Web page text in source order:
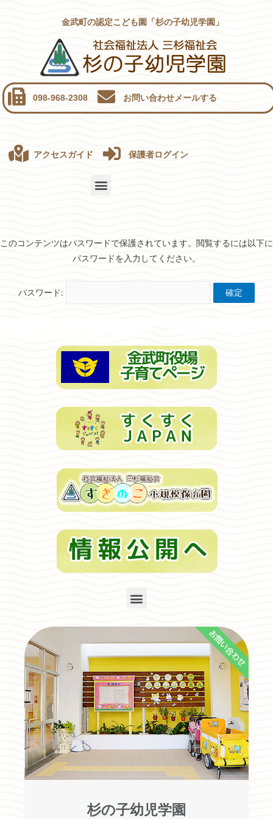
金武町の認定こども園「杉の子幼児学園」
アクセスガイド 保護者ログイン
098-968-2308 お問い合わせメールする
このコンテンツはパスワードで保護されています。閲覧するには以下に
パスワードを入力してください。
パスワード:
杉の子幼児学園
お問い合わせ